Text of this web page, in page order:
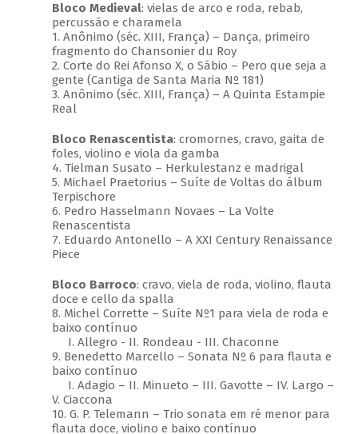
Bloco Medieval: vielas de arco e roda, rebab,
percussão e charamela
1. Anônimo (séc. XIII, França) – Dança, primeiro
fragmento do Chansonier du Roy
2. Corte do Rei Afonso X, o Sábio – Pero que seja a
gente (Cantiga de Santa Maria Nº 181)
3. Anônimo (séc. XIII, França) – A Quinta Estampie
Real
Bloco Renascentista: cromornes, cravo, gaita de
foles, violino e viola da gamba
4. Tielman Susato – Herkulestanz e madrigal
5. Michael Praetorius – Suíte de Voltas do álbum
Terpischore
6. Pedro Hasselmann Novaes – La Volte
Renascentista
7. Eduardo Antonello – A XXI Century Renaissance
Piece
Bloco Barroco: cravo, viela de roda, violino, flauta
doce e cello da spalla
8. Michel Corrette – Suíte Nº1 para viela de roda e
baixo contínuo
I. Allegro - II. Rondeau - III. Chaconne
9. Benedetto Marcello – Sonata Nº 6 para flauta e
baixo contínuo
I. Adagio – II. Minueto – III. Gavotte – IV. Largo –
V. Ciaccona
10. G. P. Telemann – Trio sonata em ré menor para
flauta doce, violino e baixo contínuo